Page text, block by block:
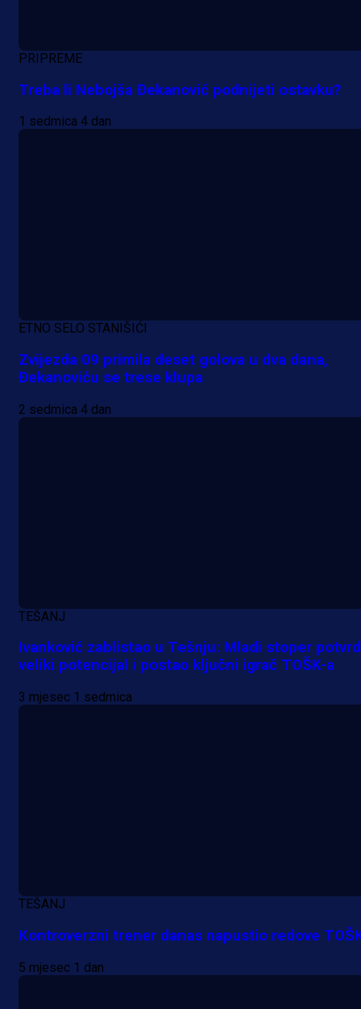
PRIPREME
Treba li Nebojša Đekanović podnijeti ostavku?
1 sedmica 4 dan
ETNO SELO STANIŠIĆI
Zvijezda 09 primila deset golova u dva dana,
Đekanoviću se trese klupa
2 sedmica 4 dan
TEŠANJ
Ivanković zablistao u Tešnju: Mladi stoper
veliki potencijal i postao ključni igrač TOŠK-a
3 mjesec 1 sedmica
TEŠANJ
Kontroverzni trener danas napustio redove
5 mjesec 1 dan